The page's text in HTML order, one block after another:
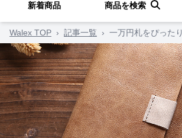
新着商品 商品を検索
Walex TOP › 記事一覧 › 一万円札をぴった